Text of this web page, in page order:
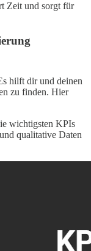
Zeit und sorgt für
hilft dir und deinen
zu finden. Hier
wichtigsten KPIs
qualitative Daten